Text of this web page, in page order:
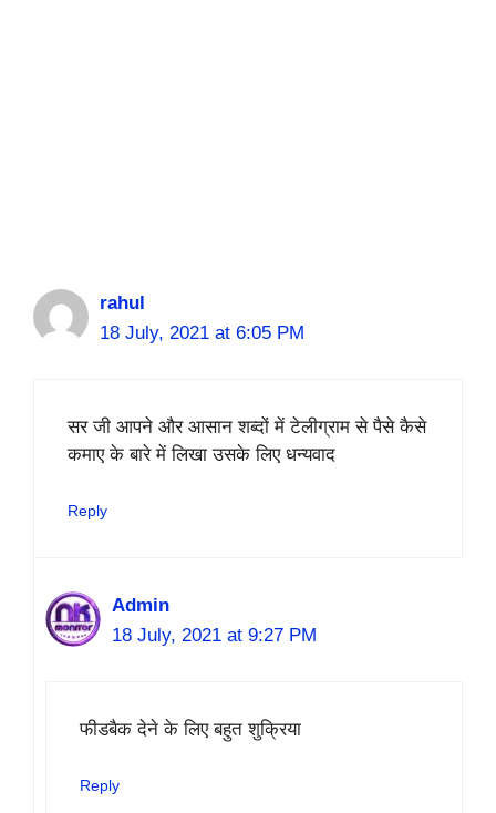
rahul
18 July, 2021 at 6:05 PM
सर जी आपने और आसान शब्दों में टेलीग्राम से पैसे कैसे
कमाए के बारे में लिखा उसके लिए धन्यवाद
Reply
Admin
18 July, 2021 at 9:27 PM
फीडबैक देने के लिए बहुत शुक्रिया
Reply